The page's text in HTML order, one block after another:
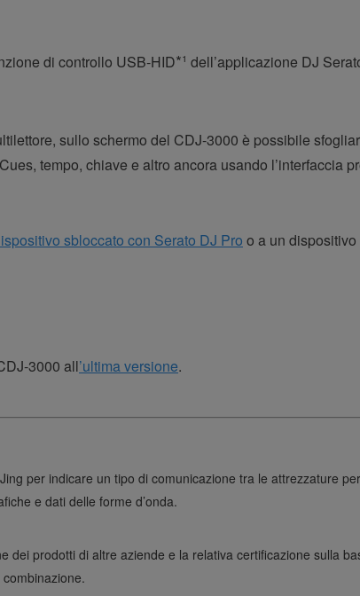
di controllo USB-HID*¹ dell’applicazione DJ
sullo schermo del CDJ-3000 è possibile
tempo, chiave e altro ancora usando l’interfaccia
sbloccato con Serato DJ Pro o a un
3000 all’ultima versione.
per indicare un tipo di comunicazione tra le attrezzature
e dati delle forme d’onda.
dei prodotti di altre aziende e la relativa certificazione sulla